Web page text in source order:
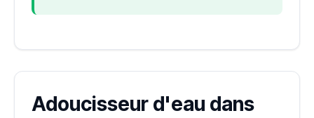
Adoucisseur d'eau dans